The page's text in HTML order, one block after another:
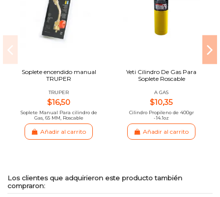
Soplete encendido manual
TRUPER
TRUPER
$16,50
Soplete Manual Para cilindro de
Gas, 65 MM, Roscable
Añadir al carrito
Yeti Cilindro De Gas Para
Soplete Roscable
A GAS
$10,35
Cilindro Propileno de 400gr
-14.1oz
Añadir al carrito
Los clientes que adquirieron este producto también
compraron: